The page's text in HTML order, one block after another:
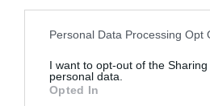
Please note that this website/app
not limited to your visit or usage
grant or deny consent to Google
use your data for below specified
Personal Data Processing Opt
I want to opt-out of the
personal data.
Opted In